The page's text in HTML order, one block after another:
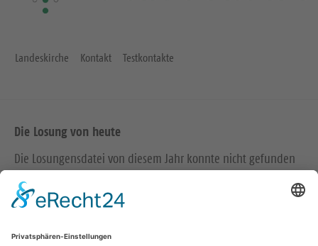
Landeskirche Kontakt Testkontakte
Die Losung von heute
Die Losungensdatei von diesem Jahr konnte nicht gefunden
werden. Wie das Problem gelöst werden kann, können Sie
hiernachlesen.